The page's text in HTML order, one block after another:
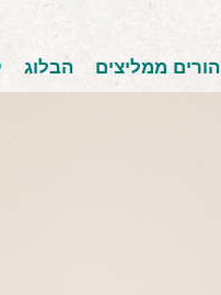
הורים ממליצים הבלוג